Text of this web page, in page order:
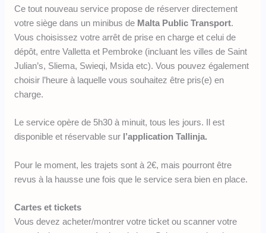
Ce tout nouveau service propose de réserver directement
votre siège dans un minibus de Malta Public Transport.
Vous choisissez votre arrêt de prise en charge et celui de
dépôt, entre Valletta et Pembroke (incluant les villes de Saint
Julian’s, Sliema, Swieqi, Msida etc). Vous pouvez également
choisir l’heure à laquelle vous souhaitez être pris(e) en
charge.
Le service opère de 5h30 à minuit, tous les jours. Il est
disponible et réservable sur l’application Tallinja.
Pour le moment, les trajets sont à 2€, mais pourront être
revus à la hausse une fois que le service sera bien en place.
Cartes et tickets
Vous devez acheter/montrer votre ticket ou scanner votre